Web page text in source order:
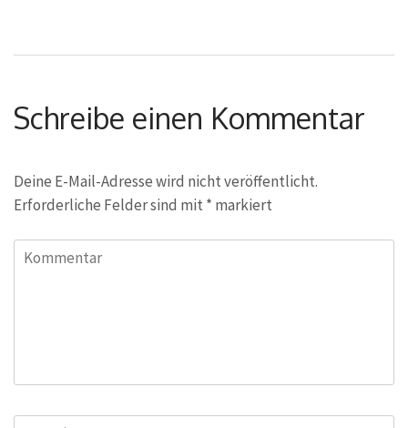
Schreibe einen Kommentar
Deine E-Mail-Adresse wird nicht veröffentlicht.
Erforderliche Felder sind mit * markiert
Kommentar